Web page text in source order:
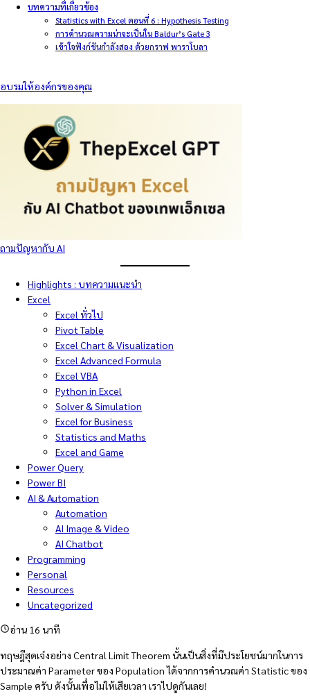
บทความที่เกี่ยวข้อง
Statistics with Excel ตอนที่ 6 : Hypothesis Testing
การคำนวณความน่าจะเป็นใน Baldur’s Gate 3
เข้าใจฟังก์ชันกำลังสอง ด้วยกราฟ พาราโบลา
อบรมให้องค์กรของคุณ
ถามปัญหากับ AI
Highlights : บทความแนะนำ
Excel
Excel ทั่วไป
Pivot Table
Excel Chart & Visualization
Excel Advanced Formula
Excel VBA
Python in Excel
Solver & Simulation
Excel for Business
Statistics and Maths
Excel and Game
Power Query
Power BI
AI & Automation
Automation
AI Image & Video
AI Chatbot
Programming
Personal
Resources
Uncategorized
อ่าน 16 นาที
ทฤษฎีสุดเจ๋งอย่าง Central Limit Theorem นั้นเป็นสิ่งที่มีประโยชน์มากในการ
ประมาณค่า Parameter ของ Population ได้จากการคำนวณค่า Statistic ของ
Sample ครับ ดังนั้นเพื่อไม่ให้เสียเวลา เราไปดูกันเลย!